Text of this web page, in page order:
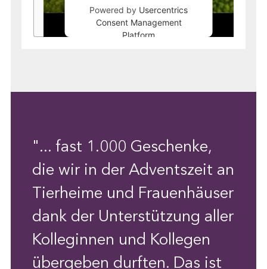
Powered by Usercentrics
Consent Management
Platform
"... fast 1.000 Geschenke,
die wir in der Adventszeit an
Tierheime und Frauenhäuser
dank der Unterstützung aller
Kolleginnen und Kollegen
übergeben durften. Das ist